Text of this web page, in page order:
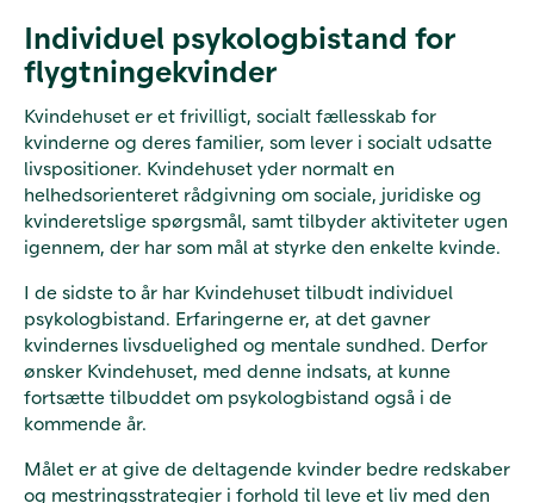
Individuel psykologbistand for
flygtningekvinder
Kvindehuset er et frivilligt, socialt fællesskab for
kvinderne og deres familier, som lever i socialt udsatte
livspositioner. Kvindehuset yder normalt en
helhedsorienteret rådgivning om sociale, juridiske og
kvinderetslige spørgsmål, samt tilbyder aktiviteter ugen
igennem, der har som mål at styrke den enkelte kvinde.
I de sidste to år har Kvindehuset tilbudt individuel
psykologbistand. Erfaringerne er, at det gavner
kvindernes livsduelighed og mentale sundhed. Derfor
ønsker Kvindehuset, med denne indsats, at kunne
fortsætte tilbuddet om psykologbistand også i de
kommende år.
Målet er at give de deltagende kvinder bedre redskaber
og mestringsstrategier i forhold til leve et liv med den